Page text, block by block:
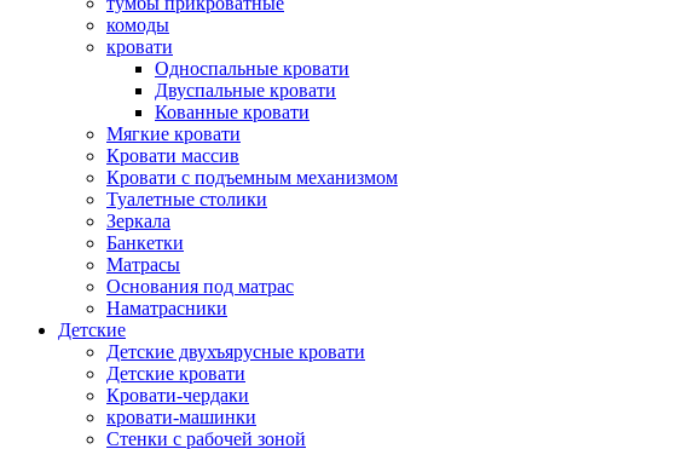
комоды
кровати
Односпальные кровати
Двуспальные кровати
Кованные кровати
Мягкие кровати
Кровати массив
Кровати с подъемным механизмом
Туалетные столики
Зеркала
Банкетки
Матрасы
Основания под матрас
Наматрасники
Детские
Детские двухъярусные кровати
Детские кровати
Кровати-чердаки
кровати-машинки
Стенки с рабочей зоной